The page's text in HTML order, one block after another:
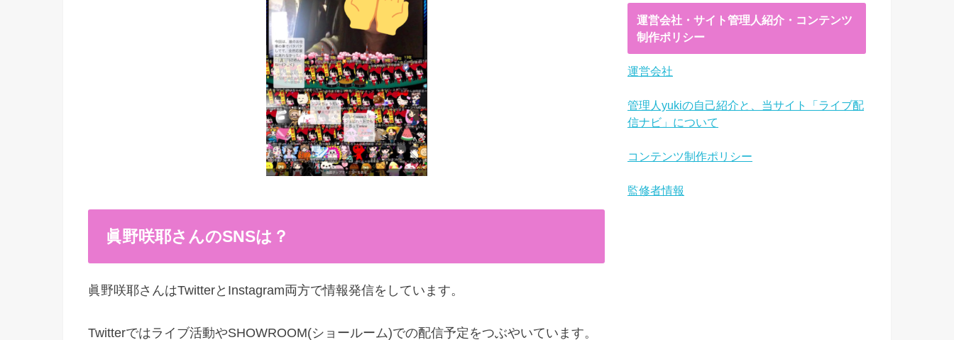
眞野咲耶さんのSNSは？
眞野咲耶さんはTwitterとInstagram両方で情報発信をしています。
Twitterではライブ活動やSHOWROOM(ショールーム)での配信予定をつぶやいています。
運営会社・サイト管理人紹介・コンテンツ
制作ポリシー
運営会社
管理人yukiの自己紹介と、当サイト「ライブ配
信ナビ」について
コンテンツ制作ポリシー
監修者情報